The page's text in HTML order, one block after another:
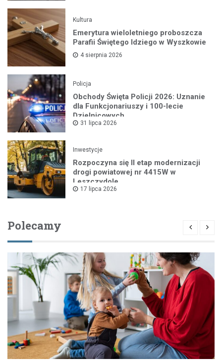
Kultura
Emerytura wieloletniego proboszcza
Parafii Świętego Idziego w Wyszkowie
4 sierpnia 2026
Policja
Obchody Święta Policji 2026: Uznanie
dla Funkcjonariuszy i 100-lecie
Dzielnicowych
31 lipca 2026
Inwestycje
Rozpoczyna się II etap modernizacji
drogi powiatowej nr 4415W w
Leszczydole
17 lipca 2026
Polecamy